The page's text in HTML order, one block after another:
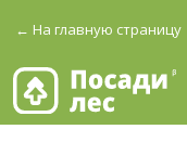
← На главную страницу